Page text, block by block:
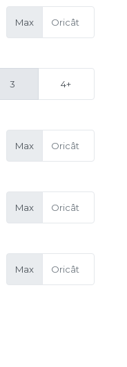
Max
3 4+
Max
Max
Max